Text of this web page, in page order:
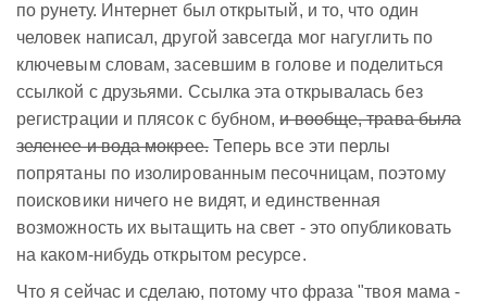
по рунету. Интернет был открытый, и то, что один
человек написал, другой завсегда мог нагуглить по
ключевым словам, засевшим в голове и поделиться
ссылкой с друзьями. Ссылка эта открывалась без
регистрации и плясок с бубном,и вообще, трава была
зеленее и вода мокрее.Теперь все эти перлы
попрятаны по изолированным песочницам, поэтому
поисковики ничего не видят, и единственная
возможность их вытащить на свет - это опубликовать
на каком-нибудь открытом ресурсе.
Что я сейчас и сделаю, потому что фраза "твоя мама -